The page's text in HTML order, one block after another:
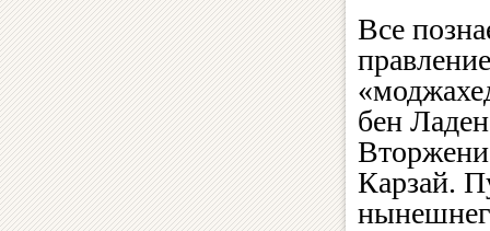
Все
бен
Карзай.